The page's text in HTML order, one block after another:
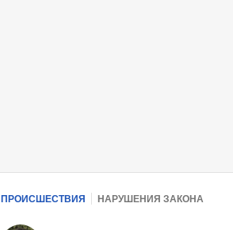
ПРОИСШЕСТВИЯ НАРУШЕНИЯ ЗАКОНА